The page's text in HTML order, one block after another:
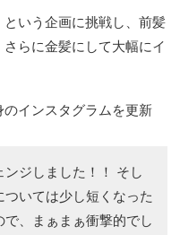
いう企画に挑戦し、前髪
らに金髪にして大幅にイ
インスタグラムを更新
ンジしました！！ そし
いては少し短くなった
、まぁまぁ衝撃的でし